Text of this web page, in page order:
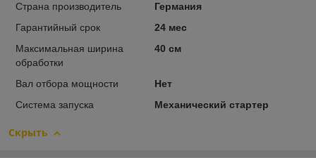
Страна производитель
Германия
Гарантийный срок
24 мес
Максимальная ширина
обработки
40 см
Вал отбора мощности
Нет
Система запуска
Механический стартер
Скрыть